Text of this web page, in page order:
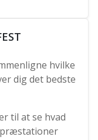
hvilke
dig det bedste
til at se hvad
præstationer